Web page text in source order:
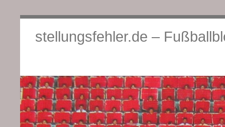
stellungsfehler.de –